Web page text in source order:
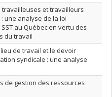
travailleuses et travailleurs
une analyse de la loi
au Québec en vertu des
du travail
de travail et le devoir
syndicale : une analyse
de gestion des ressources